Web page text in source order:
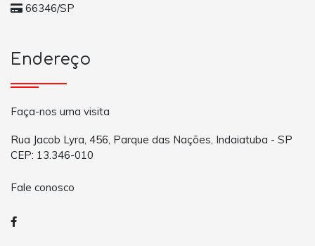
66346/SP
Endereço
Faça-nos uma visita
Rua Jacob Lyra, 456, Parque das Nações, Indaiatuba - SP
CEP: 13.346-010
Fale conosco